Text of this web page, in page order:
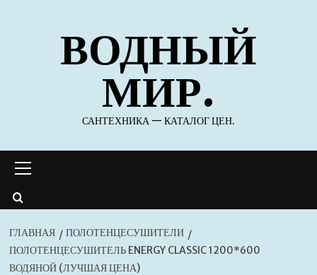
содержимомуВОДНЫЙ
МИР.
САНТЕХНИКА — КАТАЛОГ ЦЕН.
меню
ГЛАВНАЯ
ПОЛОТЕНЦЕСУШИТЕЛИ
ПОЛОТЕНЦЕСУШИТЕЛЬ ENERGY CLASSIC 1200*600
ВОДЯНОЙ (ЛУЧШАЯ ЦЕНА)